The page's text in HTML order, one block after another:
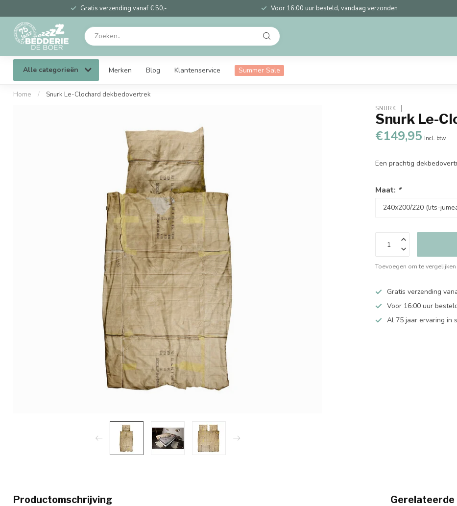
Gratis verzending vanaf € 50,- Voor 16:00 uur besteld, vandaag verzonden
Alle categorieën Merken Blog Klantenservice Summer Sale
Home / Snurk Le-Clochard dekbedovertrek
SNURK
Snurk Le-
€149,95 Incl. btw
Een prachtig
Maat: *
Toevoegen om te vergelijken
Gratis verzending
Voor 16:00 uur
Al 75 jaar ervaring in
Productomschrijving